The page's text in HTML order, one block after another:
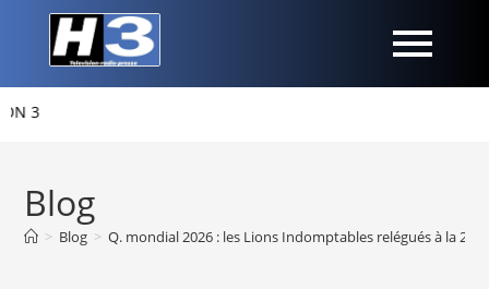
3
Blog
> Blog > Q. mondial 2026 : les Lions Indomptables relégués à la 2e